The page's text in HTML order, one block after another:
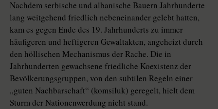
Nachdem serbische und albanische Bauern Jahrhunderte
lang weitgehend friedlich nebeneinander gelebt hatten,
kam es gegen Ende des 19. Jahrhunderts zu immer
häufigeren und heftigeren Gewaltakten, angeheizt durch
den höllischen Mechanismus der Rache. Die in
Jahrhunderten gewachsene friedliche Koexistenz der
Bevölkerungsgruppen, von den subtilen Regeln einer
„guten Nachbarschaft“ (komsiluk) geregelt, hielt dem
Sturm der Nationenwerdung nicht stand.